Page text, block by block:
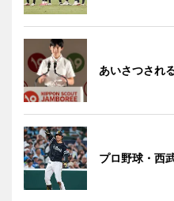
あいさつされ
プロ野球・西